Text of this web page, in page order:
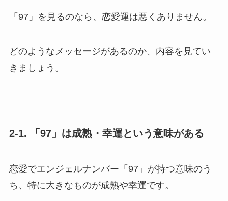
「97」を見るのなら、恋愛運は悪くありません。
どのようなメッセージがあるのか、内容を見てい
きましょう。
2-1. 「97」は成熟・幸運という意味がある
恋愛でエンジェルナンバー「97」が持つ意味のう
ち、特に大きなものが成熟や幸運です。